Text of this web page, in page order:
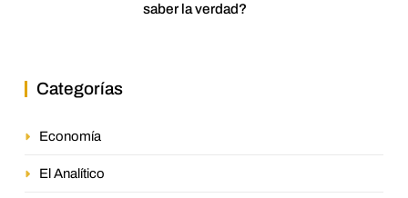
saber la verdad?
Categorías
Economía
El Analítico